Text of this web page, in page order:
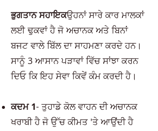
ਭੁਗਤਾਨ ਸਹਾਇਕਉਹਨਾਂ ਸਾਰੇ ਕਾਰ ਮਾਲਕਾਂ
ਲਈ ਢੁਕਵਾਂ ਹੈ ਜੋ ਅਚਾਨਕ ਅਤੇ ਬਿਨਾਂ
ਬਜਟ ਵਾਲੇ ਬਿੱਲ ਦਾ ਸਾਹਮਣਾ ਕਰਦੇ ਹਨ।
ਸਾਨੂੰ 3 ਆਸਾਨ ਪੜਾਵਾਂ ਵਿੱਚ ਸਾਂਝਾ ਕਰਨ
ਦਿਓ ਕਿ ਇਹ ਸੇਵਾ ਕਿਵੇਂ ਕੰਮ ਕਰਦੀ ਹੈ।
ਕਦਮ 1- ਤੁਹਾਡੇ ਕੋਲ ਵਾਹਨ ਦੀ ਅਚਾਨਕ
ਖਰਾਬੀ ਹੈ ਜੋ ਉੱਚ ਕੀਮਤ 'ਤੇ ਆਉਂਦੀ ਹੈ